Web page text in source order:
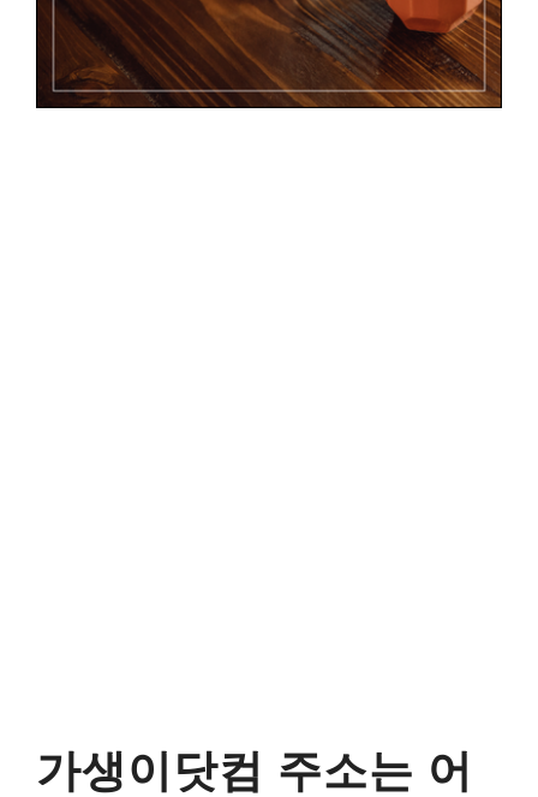
가생이닷컴 주소는 어